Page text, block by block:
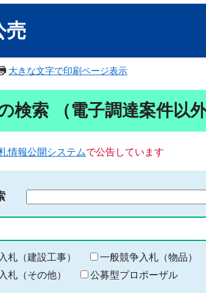
売
大きな文字で印刷ページ表示
検索 （電子調達案件以外
情報公開システムで公告しています
る
キ
ー
札（建設工事） 一般競争入札（物品）
札（その他）
公募型プロポーザル